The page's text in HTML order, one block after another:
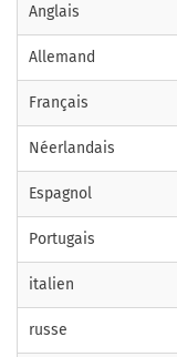
Anglais
Allemand
Français
Néerlandais
Espagnol
Portugais
italien
russe